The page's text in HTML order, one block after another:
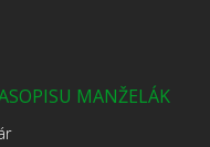
MANŽELÁK